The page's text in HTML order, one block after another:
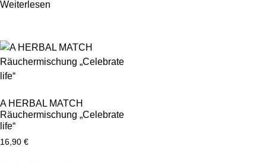
Weiterlesen
A HERBAL MATCH
Räuchermischung „Celebrate
life“
16,90 €